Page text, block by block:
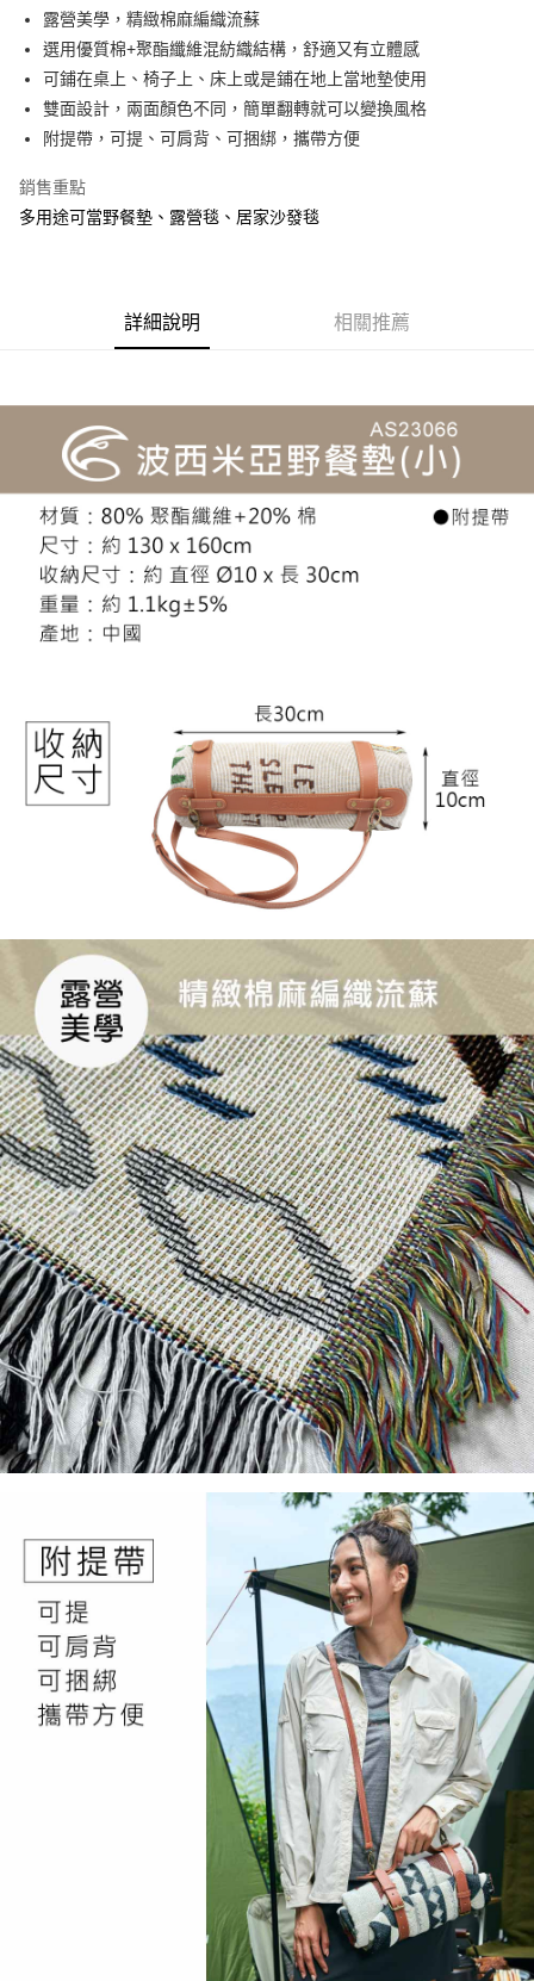
Google Pay
全盈+PAY
大哥付你分期
相關說明
1.本服務由台灣大哥大提供，台灣大哥大用戶可立即使用無須另外申請。
流程，驗證手機門號後，選擇欲分期的期數、繳款截止日，確認付款後即完
消。如遇「轉專審核」未通過狀況，表示未達大哥付你分期系統評分，恕無
法說明評估內容。
【繳款方式說明】
帳／街口支付／iPASS MONEY」等通路繳費。
【注意事項】
1.本服務係由「台灣大哥大股份有限公司」（以下簡稱本公司）所提供，讓
用戶於交易時，得透過本服務購買商品或服務，並由商店將買賣／分期付款
買賣價金債權讓與本公司後，依約使用本公司帳單繳交帳款。
2.基於同意付款使用「大哥付你分期」之契約關係目的，商店將以您的個人
資料（包含姓名、電話或地址）提供予台灣大哥大進項蒐集、處理及利用，
由本公司與您本人進行分期帳單所需資料之確認、核對及更正。
3.完整用戶服務條款，請詳閱以下連結：
AFTEE先享後付
相關說明
２．便利：只要手機號碼，簡訊認證，即可結帳。
１．於結帳方式選擇「AFTEE先享後付」後，將跳轉至「AFTEE先享後付」
結帳頁面，進行簡訊認證並確認金額後，即可完成結帳。
２．訂單成立數日內，您將收到繳費通知簡訊。
３．收到繳費通知簡訊後14天內，點擊此簡訊中的連結，可透過四大超商／
ATM／網路銀行／等多元方式進行付款，方視為交易完成。
※ 請注意：結帳手續完成當下不需立刻繳費，但若您需要取消訂單，請聯絡
購買商品的店家。未經商家同意取消之訂單仍視為有效，需透過AFTEE先享
後付繳納相關費用。
※ 交易是否成功請以「AFTEE先享後付 」之結帳頁面顯示為準，若有關於
是否繳費成功／繳費後需取消欲退款等相關疑問，請聯繫「AFTEE先享後付
https://netprotections.freshdesk.com/support/home
易，需依本服務之必要範圍內提供個人資料，並將交易相關給付款項請求債
權轉讓予恩沛科技股份有限公司。
２．關於個人資料處理事宜，請瀏覽以下網址：
https://aftee.tw/terms/#terms3
３．未成年的使用者請事先徵得法定代理人或監護人之同意方可使用
「AFTEE先享後付」，若未經同意申辦者引起之損失，本公司不負相關責
４．使用「AFTEE先享後付」時，將依據個別帳號之用戶狀況，依本公司即
時審查核予不同之上限額度；若仍有額度不足之情形，本公司將視審查結果
恩沛科技股份有限公司將有權停止該用戶之使用額度並採取法律行動。
每筆NT$60，滿NT$499(含以上)免運費
7-11取貨付款
每筆NT$60，滿NT$799(含以上)免運費
宅配
每筆NT$100，滿NT$799(含以上)免運費
付款後門市自取
每筆NT$130，滿NT$3,000(含以上)免運費
露營美學，精緻棉麻編織流蘇
選用優質棉+聚酯纖維混紡織結構，舒適又有立體感
可鋪在桌上、椅子上、床上或是鋪在地上當地墊使用
雙面設計，兩面顏色不同，簡單翻轉就可以變換風格
附提帶，可提、可肩背、可捆綁，攜帶方便
銷售重點
多用途可當野餐墊、露營毯、居家沙發毯
詳細說明 相關推薦